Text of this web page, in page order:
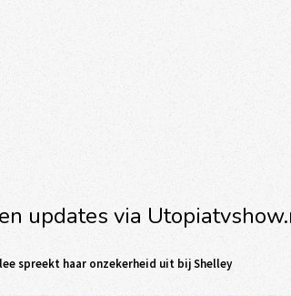
updates via
spreekt haar onzekerheid uit bij Shelley